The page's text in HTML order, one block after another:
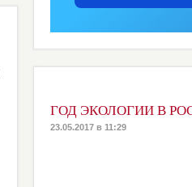
ГОД ЭКОЛОГИИ В
23.05.2017 в 11:29